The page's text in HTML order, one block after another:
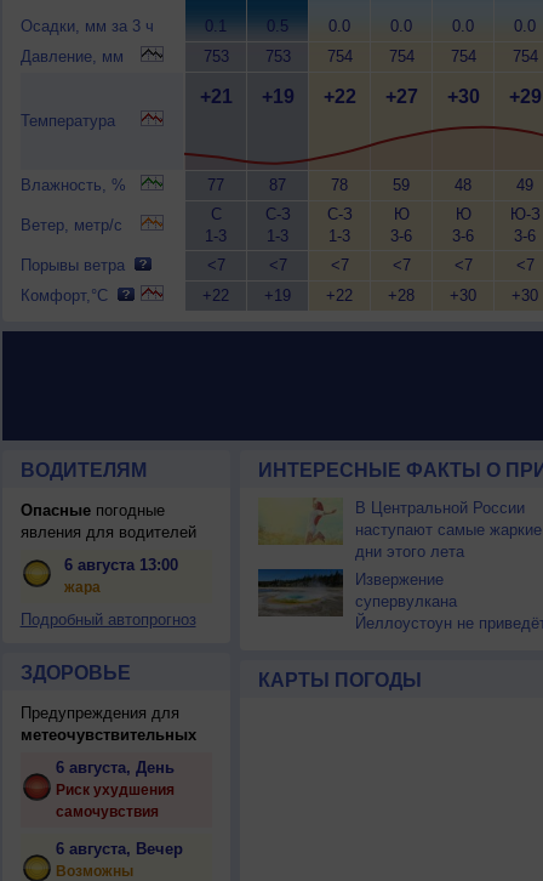
Осадки, мм за 3 ч
Давление, мм
Температура
Влажность, %
Ветер, метр/с
Порывы ветра
Комфорт,°C
0.1
753
+21
77
С
1-3
<7
+22
0.5
753
+19
87
С-З
1-3
<7
+19
0.0
754
+22
78
С-З
1-3
<7
+22
0.0
754
+27
59
Ю
3-6
<7
+28
0.0
754
+30
48
Ю
3-6
<7
+30
0.0
754
+29
49
Ю-З
3-6
<7
+30
ВОДИТЕЛЯМ
Опасныепогодные
явления для водителей
6 августа 13:00
жара
Подробный автопрогноз
ЗДОРОВЬЕ
Предупреждения для
метеочувствительных
6 августа, День
Риск ухудшения
самочувствия
6 августа, Вечер
Возможны
ИНТЕРЕСНЫЕ ФАКТЫ О
В Центральной России
наступают самые жаркие
дни этого лета
Извержение
супервулкана
Йеллоустоун не
КАРТЫ ПОГОДЫ